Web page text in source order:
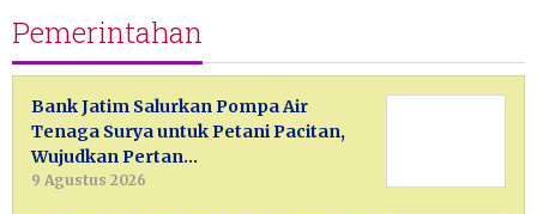
Pemerintahan
Bank Jatim Salurkan Pompa Air
Tenaga Surya untuk Petani Pacitan,
Wujudkan Pertan…
9 Agustus 2026